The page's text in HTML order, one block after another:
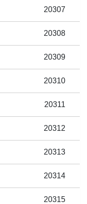
20307
20308
20309
20310
20311
20312
20313
20314
20315